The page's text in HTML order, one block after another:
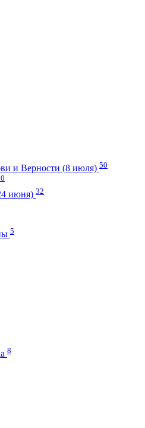
и Верности (8 июля) 50
июня) 32
5
8